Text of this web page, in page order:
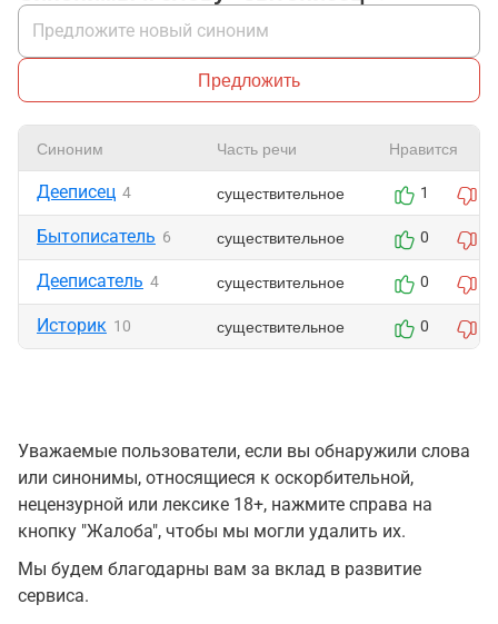
Предложить
Синоним Часть речи Нравится
Дееписец 4 существительное 1
Бытописатель 6 существительное 0
Дееписатель 4 существительное 0
Историк 10 существительное 0
Уважаемые пользователи, если вы обнаружили слова
или синонимы, относящиеся к оскорбительной,
нецензурной или лексике 18+, нажмите справа на
кнопку "Жалоба", чтобы мы могли удалить их.
Мы будем благодарны вам за вклад в развитие
сервиса.